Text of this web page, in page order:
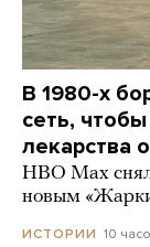
В 1980-х
сеть,
лекарства
HBO Max
новым
ИСТОРИИ 10